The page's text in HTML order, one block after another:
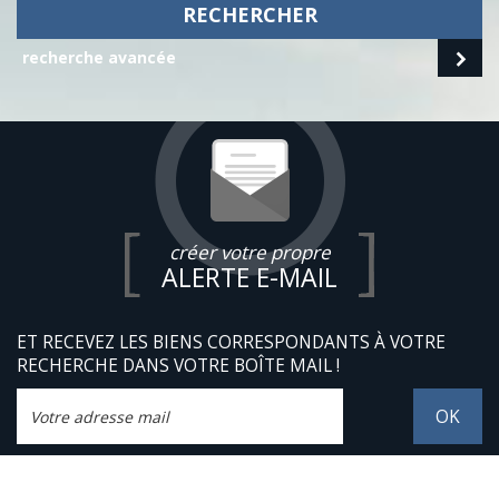
RECHERCHER
recherche avancée
créer votre propre
ALERTE E-MAIL
ET RECEVEZ LES BIENS CORRESPONDANTS À VOTRE
RECHERCHE DANS VOTRE BOÎTE MAIL !
OK